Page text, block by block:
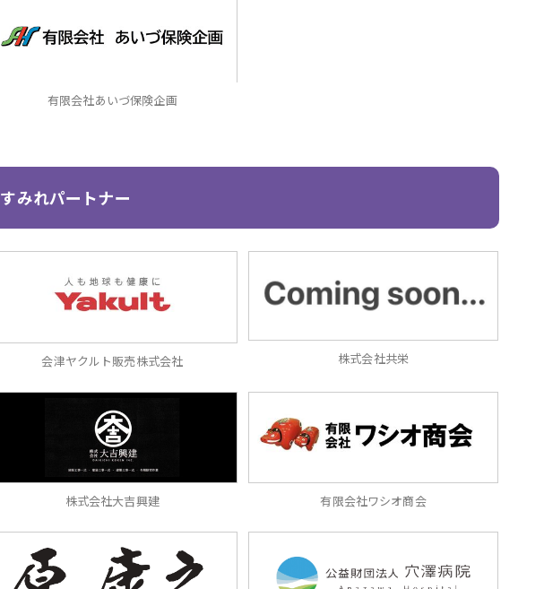
有限会社あいづ保険企画
すみれパートナー
会津ヤクルト販売株式会社 株式会社共栄
株式会社大吉興建 有限会社ワシオ商会